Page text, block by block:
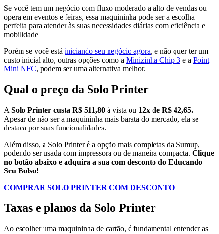
Se você tem um negócio com fluxo moderado a alto de vendas ou
opera em eventos e feiras, essa maquininha pode ser a escolha
perfeita para atender às suas necessidades diárias com eficiência e
mobilidade​
Porém se você está iniciando seu negócio agora, e não quer ter um
custo inicial alto, outras opções como a Minizinha Chip 3 e a Point
Mini NFC, podem ser uma alternativa melhor.
Qual o preço da Solo Printer
A Solo Printer custa R$ 511,80 à vista ou 12x de R$ 42,65.
Apesar de não ser a maquininha mais barata do mercado, ela se
destaca por suas funcionalidades.
Além disso, a Solo Printer é a opção mais completas da Sumup,
podendo ser usada com impressora ou de maneira compacta. Clique
no botão abaixo e adquira a sua com desconto do Educando
Seu Bolso!
COMPRAR SOLO PRINTER COM DESCONTO
Taxas e planos da Solo Printer
Ao escolher uma maquininha de cartão, é fundamental entender as